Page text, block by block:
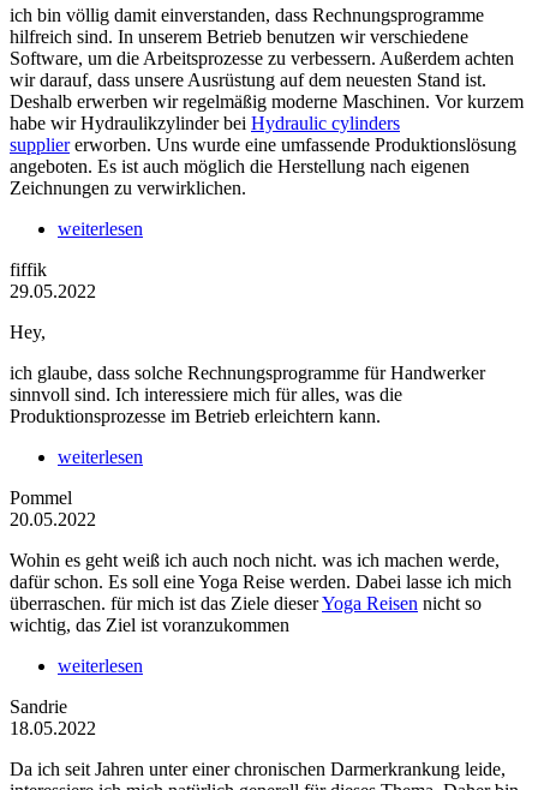
ich bin völlig damit einverstanden, dass Rechnungsprogramme
hilfreich sind. In unserem Betrieb benutzen wir verschiedene
Software, um die Arbeitsprozesse zu verbessern. Außerdem achten
wir darauf, dass unsere Ausrüstung auf dem neuesten Stand ist.
Deshalb erwerben wir regelmäßig moderne Maschinen. Vor kurzem
habe wir Hydraulikzylinder bei Hydraulic cylinders
suppliererworben. Uns wurde eine umfassende Produktionslösung
angeboten. Es ist auch möglich die Herstellung nach eigenen
Zeichnungen zu verwirklichen.
weiterlesen
fiffik
29.05.2022
Hey,
ich glaube, dass solche Rechnungsprogramme für Handwerker
sinnvoll sind. Ich interessiere mich für alles, was die
Produktionsprozesse im Betrieb erleichtern kann.
weiterlesen
Pommel
20.05.2022
Wohin es geht weiß ich auch noch nicht. was ich machen werde,
dafür schon. Es soll eine Yoga Reise werden. Dabei lasse ich mich
überraschen. für mich ist das Ziele dieserYoga Reisen nicht so
wichtig, das Ziel ist voranzukommen
weiterlesen
Sandrie
18.05.2022
Da ich seit Jahren unter einer chronischen Darmerkrankung leide,